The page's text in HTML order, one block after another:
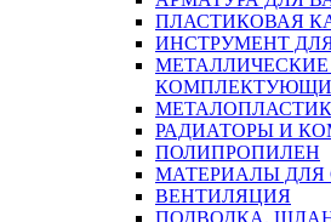
ПЛАСТИКОВАЯ
ИНСТРУМЕНТ
МЕТАЛЛИЧЕСКИЕ
РАДИАТОРЫ И
ПОЛИПРОПИЛЕН
МАТЕРИАЛЫ ДЛЯ
ВЕНТИЛЯЦИЯ
ПОДВОДКА,